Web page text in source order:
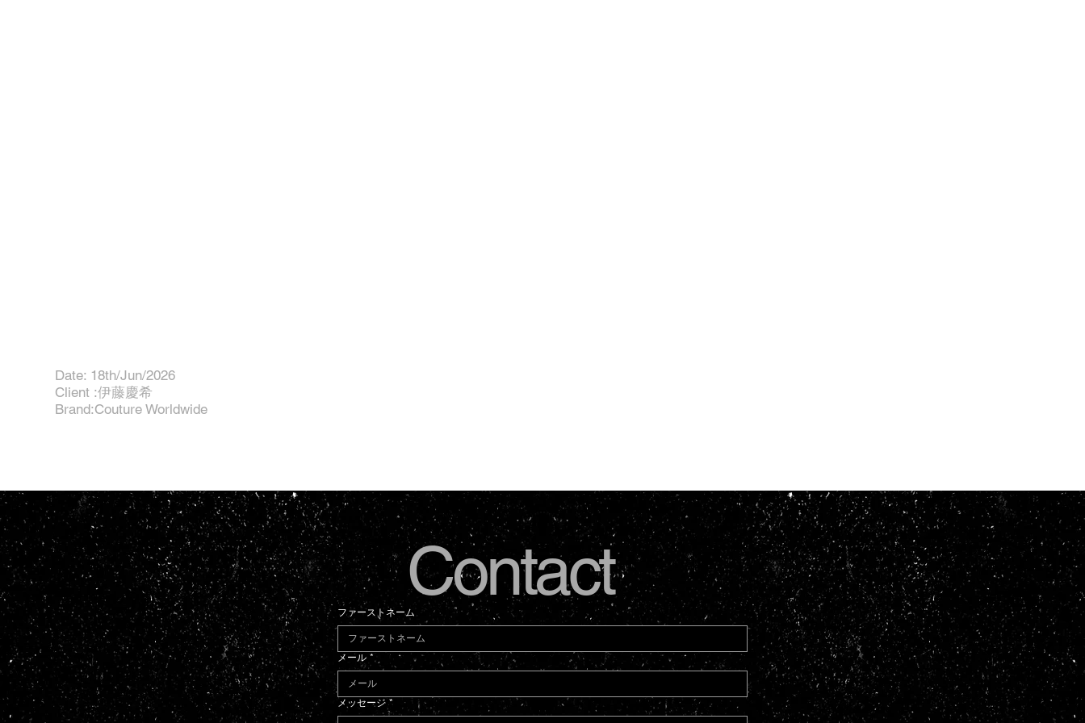
Date: 18th/Jun/2026
Client :伊藤慶希
Brand:Couture Worldwide
Contact
ファーストネーム
メール *
メッセージ *